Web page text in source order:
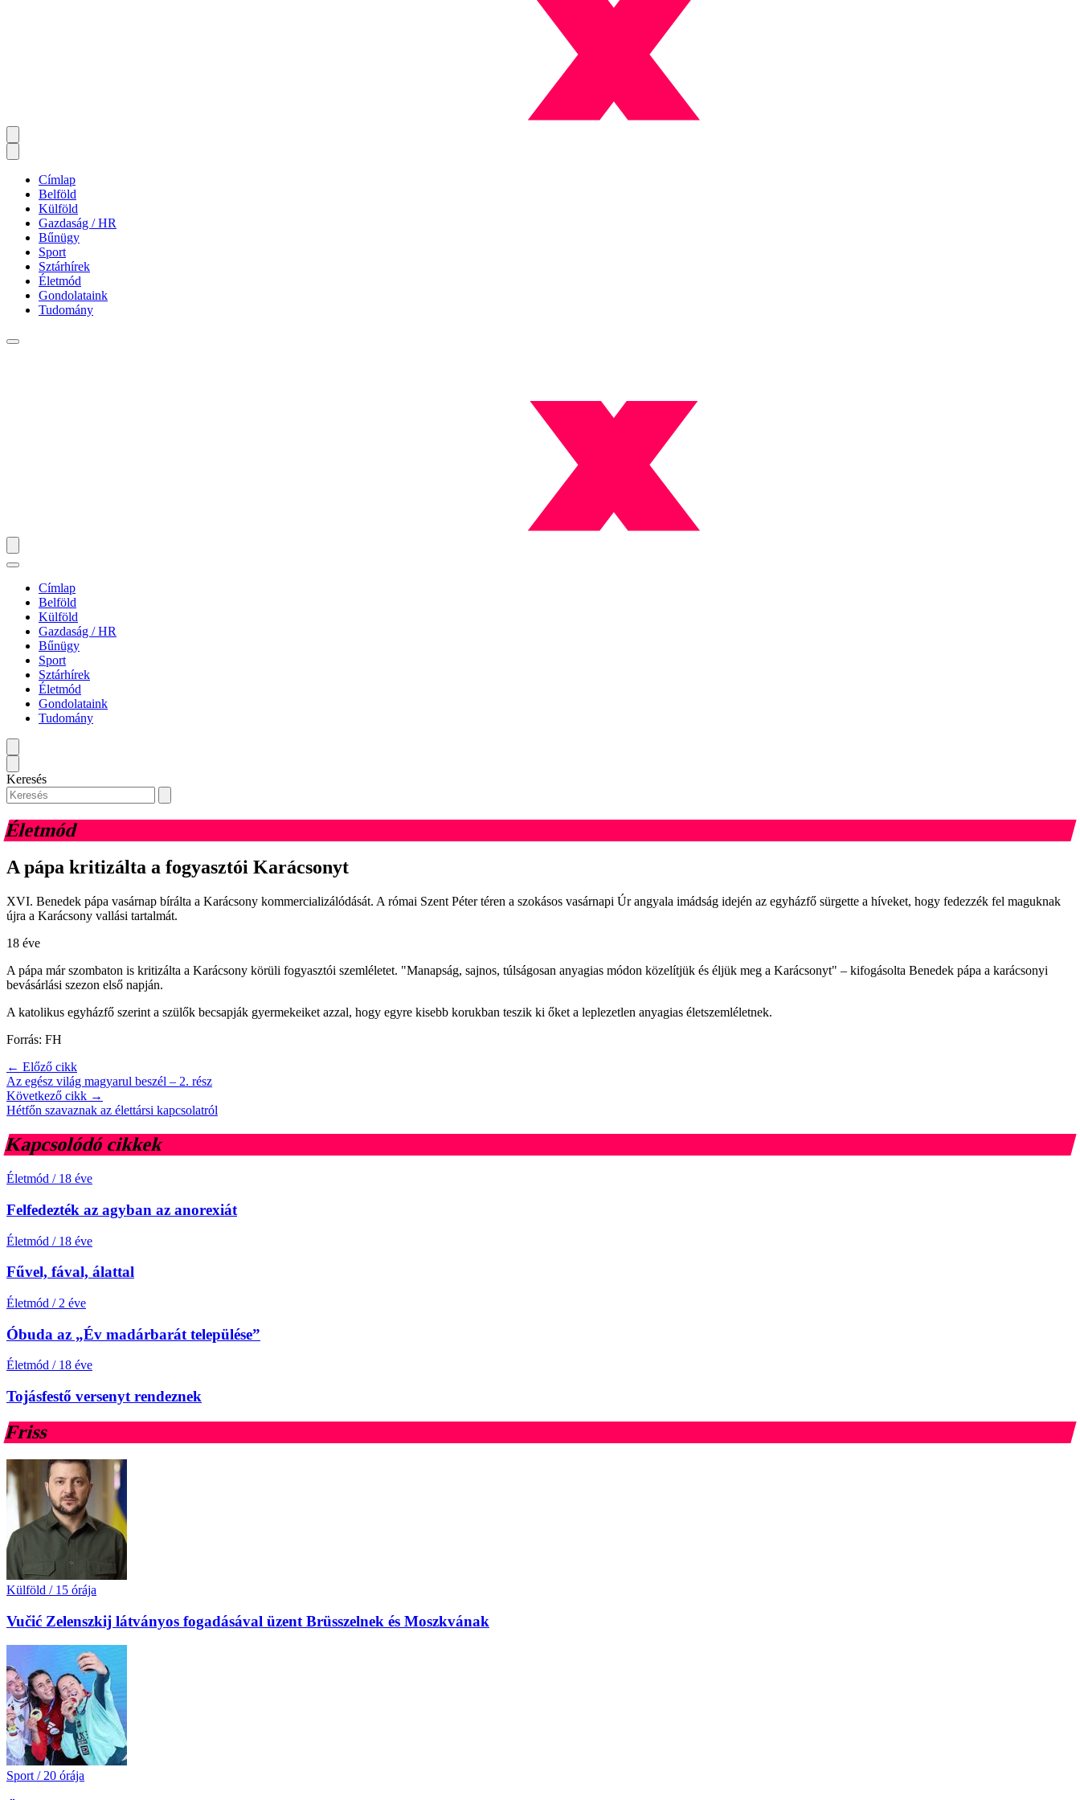
Címlap
Belföld
Külföld
Gazdaság / HR
Bűnügy
Sport
Sztárhírek
Életmód
Gondolataink
Tudomány
Címlap
Belföld
Külföld
Gazdaság / HR
Bűnügy
Sport
Sztárhírek
Életmód
Gondolataink
Tudomány
Keresés
Életmód
A pápa kritizálta a fogyasztói Karácsonyt
XVI. Benedek pápa vasárnap bírálta a Karácsony kommercializálódását. A római Szent Péter téren a szokásos vasárnapi Úr angyala imádság idején az egyházfő sürgette a híveket, hogy fedezzék fel maguknak
újra a Karácsony vallási tartalmát.
18 éve
A pápa már szombaton is kritizálta a Karácsony körüli fogyasztói szemléletet. "Manapság, sajnos, túlságosan anyagias módon közelítjük és éljük meg a Karácsonyt" – kifogásolta Benedek pápa a karácsonyi
bevásárlási szezon első napján.
A katolikus egyházfő szerint a szülők becsapják gyermekeiket azzal, hogy egyre kisebb korukban teszik ki őket a leplezetlen anyagias életszemléletnek.
Forrás: FH
← Előző cikk
Az egész világ magyarul beszél – 2. rész
Következő cikk →
Hétfőn szavaznak az élettársi kapcsolatról
Kapcsolódó cikkek
Életmód / 18 éve
Felfedezték az agyban az anorexiát
Életmód / 18 éve
Fűvel, fával, álattal
Életmód / 2 éve
Óbuda az „Év madárbarát települése”
Életmód / 18 éve
Tojásfestő versenyt rendeznek
Friss
Külföld / 15 órája
Vučić Zelenszkij látványos fogadásával üzent Brüsszelnek és Moszkvának
Sport / 20 órája